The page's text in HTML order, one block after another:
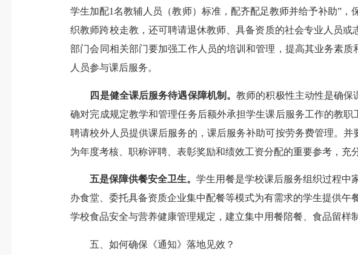
学生加配1名教辅人员（教师）标准，配齐配足教师并给予补助”
织教师跨校走教，还可聘请退休教师、具备资质的社会专业人员
部门会同相关部门要加强工作人员的培训和管理，提高其业务素
人员参与课后服务。
四是健全课后服务待遇保障机制。教师的积极性主动性是确保
确对完成规定教学和管理任务后额外承担学生课后服务工作的教
聘请校外人员提供课后服务的，课后服务补助可按劳务费管理。
为年度考核、职称评聘、表彰奖励和绩效工资分配的重要参考，充
五是保障供餐安全卫生。学生用餐是学校课后服务组织过程中
办食堂、委托具备资质企业集中配餐等模式为有需求的学生提供
学校食品安全与营养健康管理规定，建立集中用餐陪餐、食品留
五、如何确保《通知》落地见效？